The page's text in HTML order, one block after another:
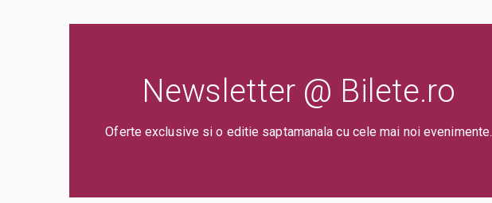
Newsletter @ Bilete.ro
Oferte exclusive si o editie saptamanala cu cele mai noi evenimente.